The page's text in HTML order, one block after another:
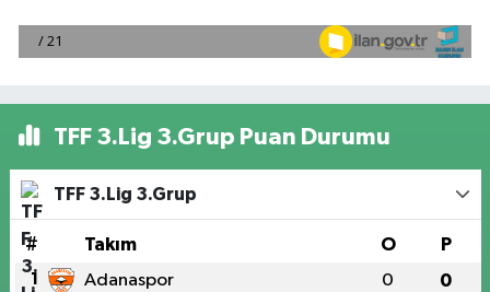
TFF 3.Lig 3.Grup Puan Durumu
TFF 3.Lig 3.Grup
# Takım O P
1 Adanaspor 0 0